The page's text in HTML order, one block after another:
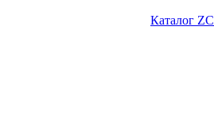
Каталог